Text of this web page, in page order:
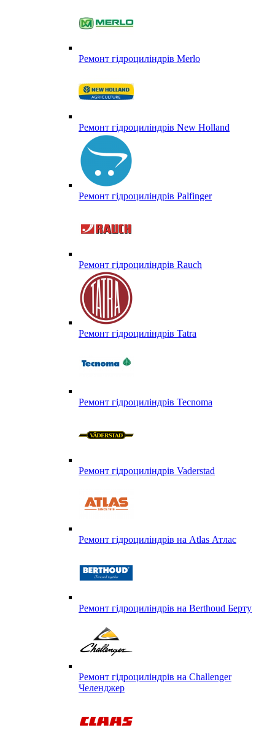
Ремонт гідроциліндрів Merlo
Ремонт гідроциліндрів New Holland
Ремонт гідроциліндрів Palfinger
Ремонт гідроциліндрів Rauch
Ремонт гідроциліндрів Tatra
Ремонт гідроциліндрів Tecnoma
Ремонт гідроциліндрів Vaderstad
Ремонт гідроциліндрів на Atlas Атлас
Ремонт гідроциліндрів на Berthoud Берту
Ремонт гідроциліндрів на Challenger
Челенджер